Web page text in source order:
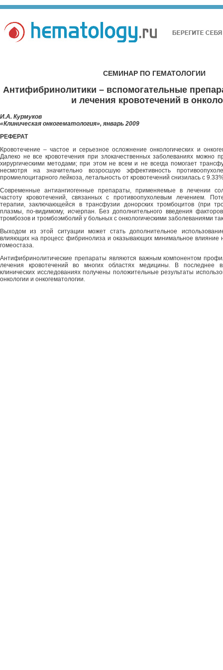
СЕМИНАР ПО ГЕМАТОЛОГИИ
Антифибринолитики – вспомогательные
и лечения кровотечений в
И.А. Курмуков
«Клиническая онкогематология», январь 2009
РЕФЕРАТ
Кровотечение – частое и серьезное осложнение онкологических и
Далеко не все кровотечения при злокачественных заболеваниях можно
хирургическими методами; при этом не всем и не всегда помогает
несмотря на значительно возросшую эффективность
промиелоцитарного лейкоза, летальность от кровотечений снизилась с
Современные антиангиогенные препараты, применяемые в лечении
частоту кровотечений, связанных с противоопухолевым лечением.
терапии, заключающейся в трансфузии донорских тромбоцитов (при
плазмы, по-видимому, исчерпан. Без дополнительного введения
тромбозов и тромбоэмболий у больных с онкологическими заболеваниями
Выходом из этой ситуации может стать дополнительное
влияющих на процесс фибринолиза и оказывающих минимальное влияние
гомеостаза.
Антифибринолитические препараты являются важным компонентом
лечения кровотечений во многих областях медицины. В последнее
клинических исследованиях получены положительные результаты
онкологии и онкогематологии.